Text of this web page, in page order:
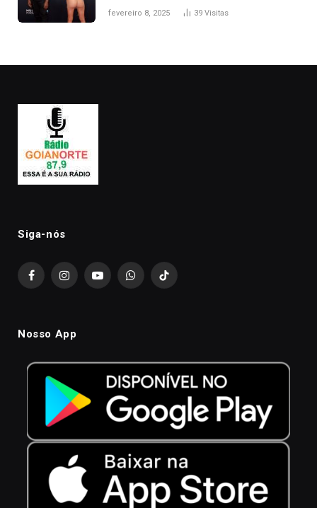
após Bianca Censori, mulher de
fevereiro 8, 2025 39 Visitas
Siga-nós
FacebookInstagramYouTubeWhatsAppTikTok
Nosso App